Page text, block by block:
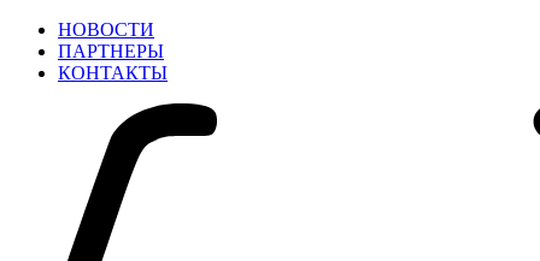
НОВОСТИ
ПАРТНЕРЫ
КОНТАКТЫ